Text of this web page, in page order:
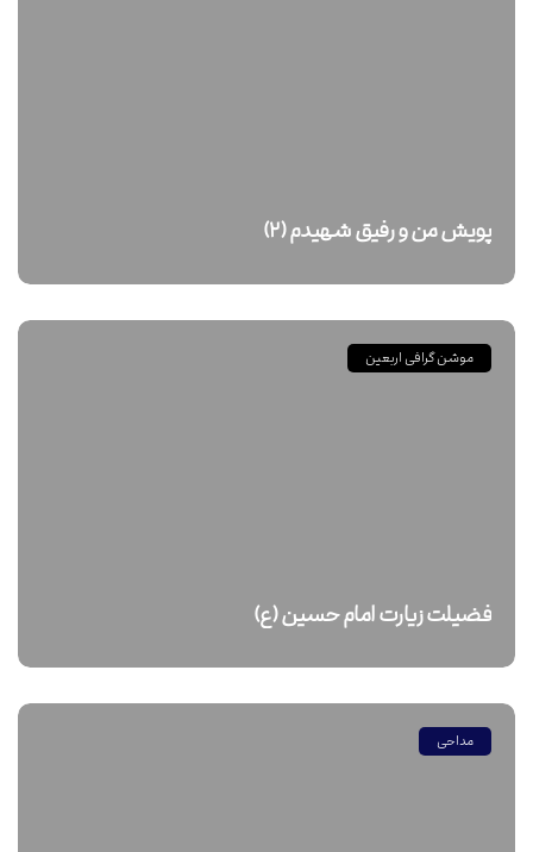
پویش من و رفیق شهیدم (۲)
موشن گرافی اربعین
فضیلت زیارت امام حسین (ع)
مداحی